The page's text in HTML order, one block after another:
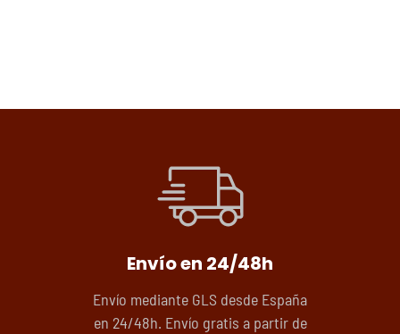
Envío en 24/48h
Envío mediante GLS desde España
en 24/48h. Envío gratis a partir de